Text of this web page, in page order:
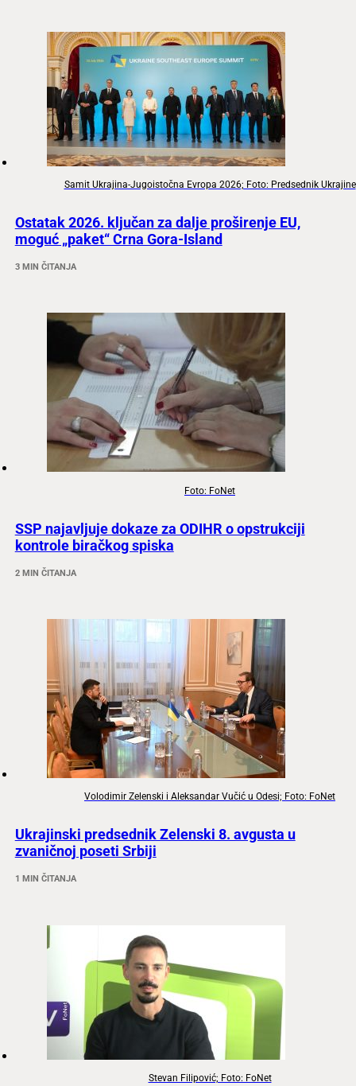
Samit Ukrajina-Jugoistočna Evropa 2026; Foto: Predsednik Ukrajine
Ostatak 2026. ključan za dalje proširenje EU,
moguć „paket“ Crna Gora-Island
3 MIN ČITANJA
Foto: FoNet
SSP najavljuje dokaze za ODIHR o opstrukciji
kontrole biračkog spiska
2 MIN ČITANJA
Volodimir Zelenski i Aleksandar Vučić u Odesi; Foto: FoNet
Ukrajinski predsednik Zelenski 8. avgusta u
zvaničnoj poseti Srbiji
1 MIN ČITANJA
Stevan Filipović; Foto: FoNet